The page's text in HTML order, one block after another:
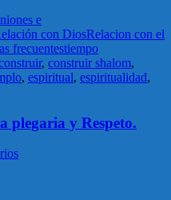
e
con DiosRelacion con el
frecuentestiempo
, construir shalom,
, espiritual, espiritualidad,
plegaria y Respeto.